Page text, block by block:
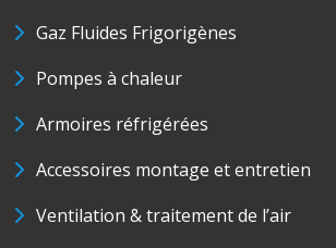
Gaz Fluides Frigorigènes
Pompes à chaleur
Armoires réfrigérées
Accessoires montage et entretien
Ventilation & traitement de l’air